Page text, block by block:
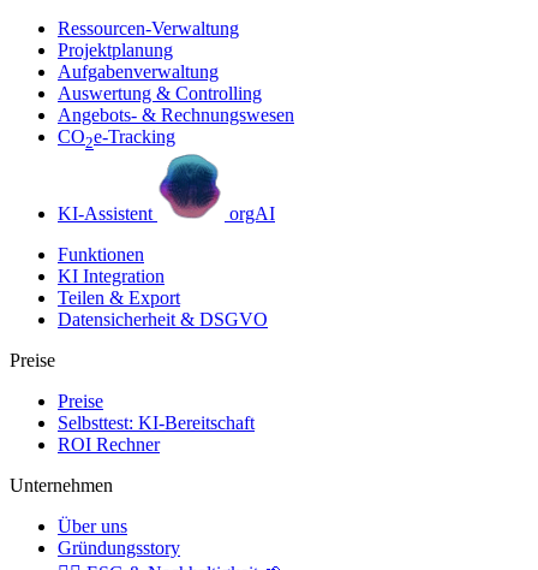
Ressourcen-Verwaltung
Projektplanung
Aufgabenverwaltung
Auswertung & Controlling
Angebots- & Rechnungswesen
CO2e-Tracking
KI-Assistent
orgAI
Funktionen
KI Integration
Teilen & Export
Datensicherheit & DSGVO
Preise
Preise
Selbsttest: KI-Bereitschaft
ROI Rechner
Unternehmen
Über uns
Gründungsstory